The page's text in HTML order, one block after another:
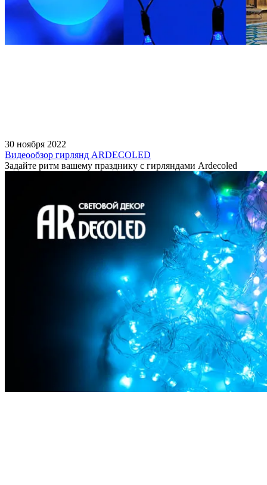
30 ноября 2022
Видеообзор гирлянд ARDECOLED
Задайте ритм вашему празднику с гирляндами Ardecoled